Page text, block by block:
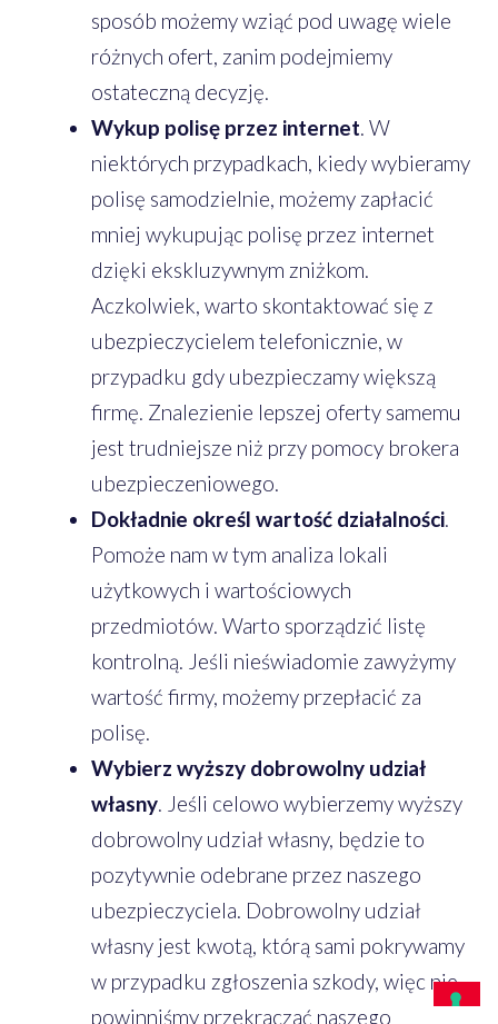
sposób możemy wziąć pod uwagę wiele
różnych ofert, zanim podejmiemy
ostateczną decyzję.
Wykup polisę przez internet. W
niektórych przypadkach, kiedy wybieramy
polisę samodzielnie, możemy zapłacić
mniej wykupując polisę przez internet
dzięki ekskluzywnym zniżkom.
Aczkolwiek, warto skontaktować się z
ubezpieczycielem telefonicznie, w
przypadku gdy ubezpieczamy większą
firmę. Znalezienie lepszej oferty samemu
jest trudniejsze niż przy pomocy brokera
ubezpieczeniowego.
Dokładnie określ wartość działalności.
Pomoże nam w tym analiza lokali
użytkowych i wartościowych
przedmiotów. Warto sporządzić listę
kontrolną. Jeśli nieświadomie zawyżymy
wartość firmy, możemy przepłacić za
polisę.
Wybierz wyższy dobrowolny udział
własny. Jeśli celowo wybierzemy wyższy
dobrowolny udział własny, będzie to
pozytywnie odebrane przez naszego
ubezpieczyciela. Dobrowolny udział
własny jest kwotą, którą sami pokrywamy
w przypadku zgłoszenia szkody, więc nie
powinniśmy przekraczać naszego